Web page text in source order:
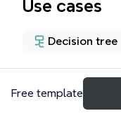
Use cases
Decision tree
About
Free template